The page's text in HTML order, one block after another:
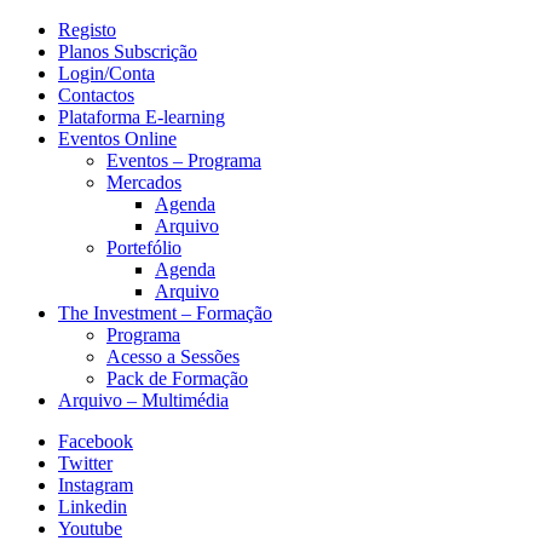
Registo
Planos Subscrição
Login/Conta
Contactos
Plataforma E-learning
Eventos Online
Eventos – Programa
Mercados
Agenda
Arquivo
Portefólio
Agenda
Arquivo
The Investment – Formação
Programa
Acesso a Sessões
Pack de Formação
Arquivo – Multimédia
Facebook
Twitter
Instagram
Linkedin
Youtube